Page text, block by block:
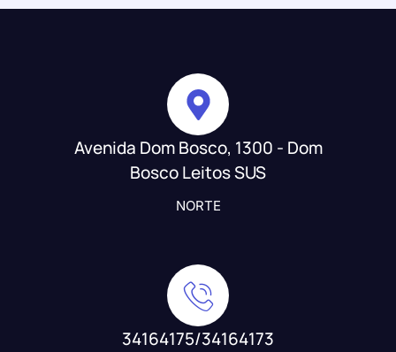
Avenida Dom Bosco, 1300 - Dom
Bosco Leitos SUS
NORTE
34164175/34164173